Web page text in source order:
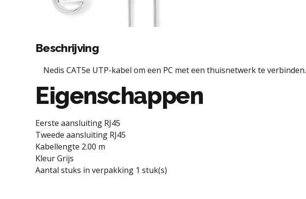
Beschrijving
Nedis CAT5e UTP-kabel om een PC met een thuisnetwerk te verbinden.
Eigenschappen
Eerste aansluiting RJ45
Tweede aansluiting RJ45
Kabellengte 2.00 m
Kleur Grijs
Aantal stuks in verpakking 1 stuk(s)